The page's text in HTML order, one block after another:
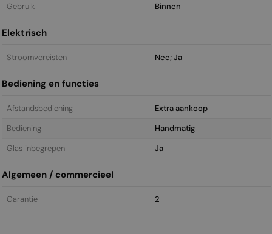
Gebruik Binnen
Elektrisch
Stroomvereisten Nee; Ja
Bediening en functies
Afstandsbediening
Extra aankoop
Bediening
Handmatig
Glas inbegrepen
Ja
Algemeen / commercieel
Garantie 2